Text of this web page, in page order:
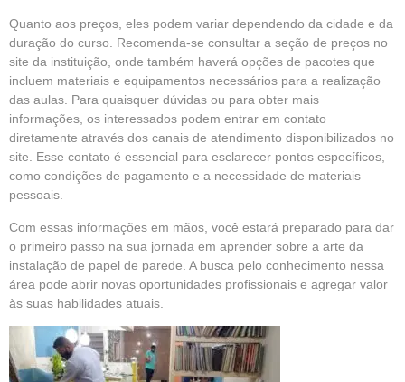
Quanto aos preços, eles podem variar dependendo da cidade e da
duração do curso. Recomenda-se consultar a seção de preços no
site da instituição, onde também haverá opções de pacotes que
incluem materiais e equipamentos necessários para a realização
das aulas. Para quaisquer dúvidas ou para obter mais
informações, os interessados podem entrar em contato
diretamente através dos canais de atendimento disponibilizados no
site. Esse contato é essencial para esclarecer pontos específicos,
como condições de pagamento e a necessidade de materiais
pessoais.
Com essas informações em mãos, você estará preparado para dar
o primeiro passo na sua jornada em aprender sobre a arte da
instalação de papel de parede. A busca pelo conhecimento nessa
área pode abrir novas oportunidades profissionais e agregar valor
às suas habilidades atuais.